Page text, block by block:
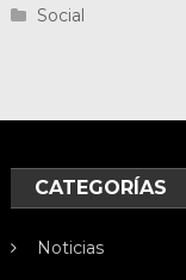
Social
CATEGORÍAS
Noticias